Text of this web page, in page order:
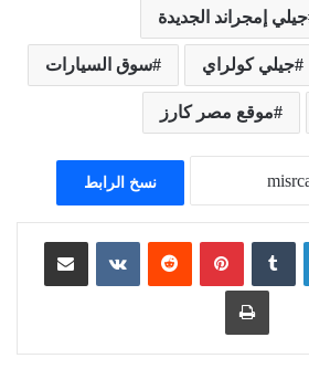
جيلي إمجراند الجديدة
جيلي كولراي سوق السيارات
موقع مصر كارز
نسخ الرابط
لينكدإن ‏Tumblr بينتيريست
‏Reddit
‏VKontakte مشاركة عبر البريد
طباعة